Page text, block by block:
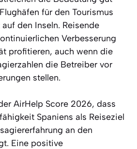
für den Tourismus
den Inseln. Reisende
Verbesserung
profitieren, auch wenn die
die Betreiber vor
stellen.
AirHelp Score 2026, dass
Spaniens als Reiseziel
an den
Eine positive